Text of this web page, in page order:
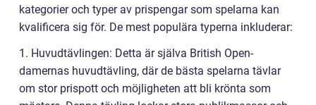
kategorier och typer av prispengar som spelarna kan
kvalificera sig för. De mest populära typerna inkluderar:
1. Huvudtävlingen: Detta är själva British Open-
damernas huvudtävling, där de bästa spelarna tävlar
om stor prispott och möjligheten att bli krönta som